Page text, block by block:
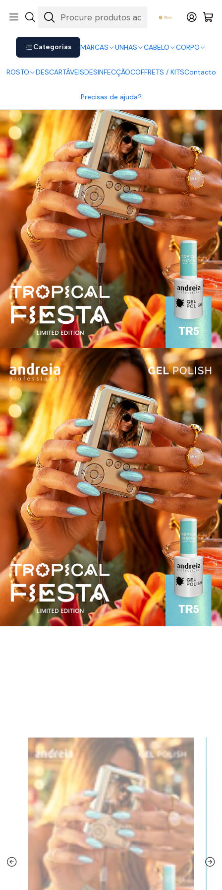
Categorias MARCAS UNHAS CABELO CORPO
ROSTO DESCARTÁVEISDESINFECÇÃOCOFFRETS / KITSContacto
Precisas de ajuda?
Shop now. Pay later with Klarna.
Andreia - Verniz Gel TR5